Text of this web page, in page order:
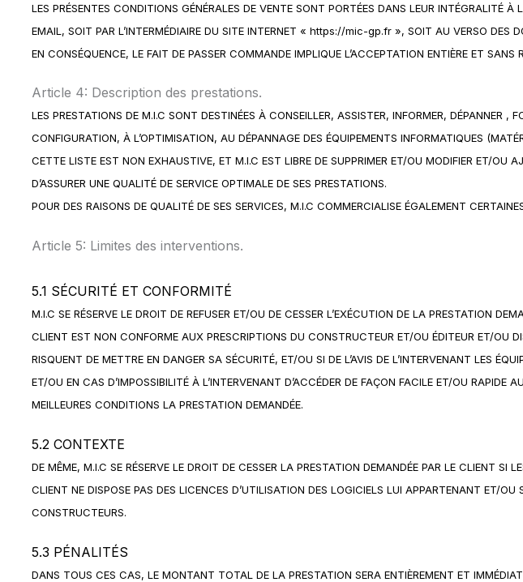
LES PRÉSENTES CONDITIONS GÉNÉRALES DE VENTE SONT PORTÉES DANS LEUR INTÉGRALITÉ
EMAIL, SOIT PAR L’INTERMÉDIAIRE DU SITE INTERNET « https://mic-gp.fr », SOIT AU VERSO DES
EN CONSÉQUENCE, LE FAIT DE PASSER COMMANDE IMPLIQUE L’ACCEPTATION ENTIÈRE ET
Article 4: Description des prestations.
LES PRESTATIONS DE M.I.C SONT DESTINÉES À CONSEILLER, ASSISTER, INFORMER, DÉPANNER
CONFIGURATION, À L’OPTIMISATION, AU DÉPANNAGE DES ÉQUIPEMENTS INFORMATIQUES
CETTE LISTE EST NON EXHAUSTIVE, ET M.I.C EST LIBRE DE SUPPRIMER ET/OU MODIFIER ET/OU
D’ASSURER UNE QUALITÉ DE SERVICE OPTIMALE DE SES PRESTATIONS.
POUR DES RAISONS DE QUALITÉ DE SES SERVICES, M.I.C COMMERCIALISE ÉGALEMENT
Article 5: Limites des interventions.
5.1 SÉCURITÉ ET CONFORMITÉ
M.I.C SE RÉSERVE LE DROIT DE REFUSER ET/OU DE CESSER L’EXÉCUTION DE LA PRESTATION
CLIENT EST NON CONFORME AUX PRESCRIPTIONS DU CONSTRUCTEUR ET/OU ÉDITEUR ET/OU
RISQUENT DE METTRE EN DANGER SA SÉCURITÉ, ET/OU SI DE L’AVIS DE L’INTERVENANT LES
ET/OU EN CAS D’IMPOSSIBILITÉ À L’INTERVENANT D’ACCÉDER DE FAÇON FACILE ET/OU
MEILLEURES CONDITIONS LA PRESTATION DEMANDÉE.
5.2 CONTEXTE
DE MÊME, M.I.C SE RÉSERVE LE DROIT DE CESSER LA PRESTATION DEMANDÉE PAR LE CLIENT SI
CLIENT NE DISPOSE PAS DES LICENCES D’UTILISATION DES LOGICIELS LUI APPARTENANT ET/
CONSTRUCTEURS.
5.3 PÉNALITÉS
DANS TOUS CES CAS, LE MONTANT TOTAL DE LA PRESTATION SERA ENTIÈREMENT ET